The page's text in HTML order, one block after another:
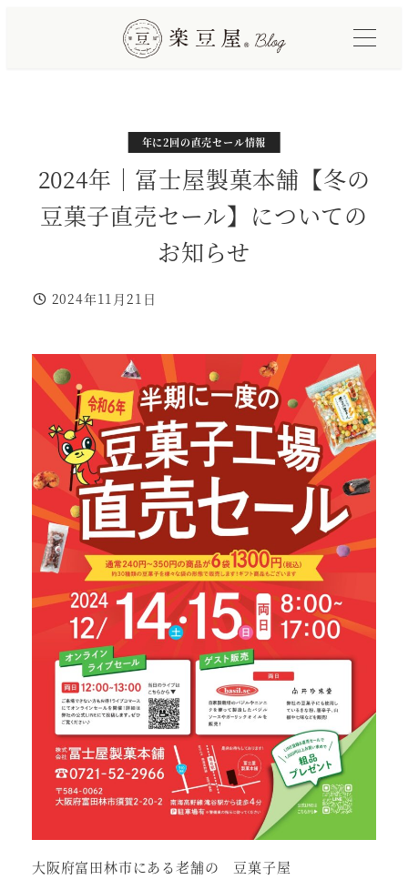
2024年｜冨士屋製菓本舗【冬の
豆菓子直売セール】についての
お知らせ
投稿日
2024年11月21日
カテゴリー
ライブショッピング
カテゴリー
工場と実店舗情報
カテゴリー
年に2回の直売セール情報
大阪府富田林市にある老舗の 豆菓子屋